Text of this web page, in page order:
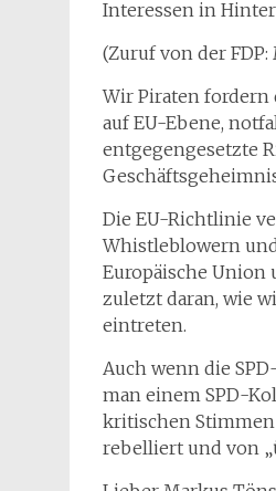
Interessen in
(Zuruf von der
Wir Piraten fordern
auf EU-Ebene,
entgegengesetzte
Die EU-Richtlinie
Whistleblowern
Europäische
zuletzt daran, wie
eintreten.
Auch wenn die
man einem SPD-
kritischen Stimmen
rebelliert und von